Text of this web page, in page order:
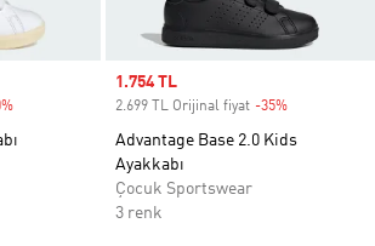
Sale price
1.754 TL
2.699 TL Orijinal fiyat -35%
Advantage Base 2.0 Kids
Ayakkabı
Çocuk Sportswear
3 renk